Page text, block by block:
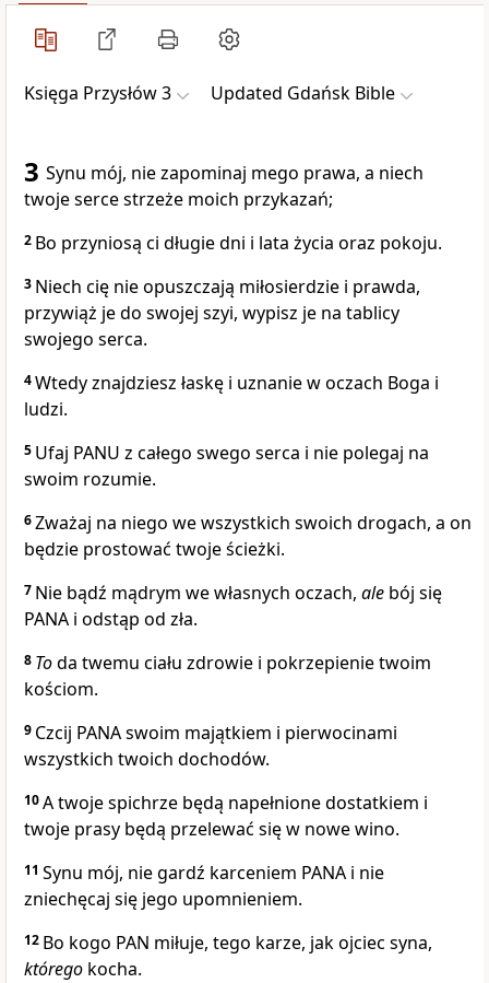
Księga Przysłów 3 Updated Gdańsk Bible
3 Synu mój, nie zapominaj mego prawa, a niech
twoje serce strzeże moich przykazań;
2 Bo przyniosą ci długie dni i lata życia oraz pokoju.
3 Niech cię nie opuszczają miłosierdzie i prawda,
przywiąż je do swojej szyi, wypisz je na tablicy
swojego serca.
4Wtedy znajdziesz łaskę i uznanie w oczach Boga i
ludzi.
5 Ufaj PANU z całego swego serca i nie polegaj na
swoim rozumie.
6Zważaj na niego we wszystkich swoich drogach, a on
będzie prostować twoje ścieżki.
7 Nie bądź mądrym we własnych oczach, ale bój się
PANA i odstąp od zła.
8 Toda twemu ciału zdrowie i pokrzepienie twoim
kościom.
9 Czcij PANA swoim majątkiem i pierwocinami
wszystkich twoich dochodów.
10A twoje spichrze będą napełnione dostatkiem i
twoje prasy będą przelewać się w nowe wino.
11 Synu mój, nie gardź karceniem PANA i nie
zniechęcaj się jego upomnieniem.
12 Bo kogo PAN miłuje, tego karze, jak ojciec syna,
którego kocha.